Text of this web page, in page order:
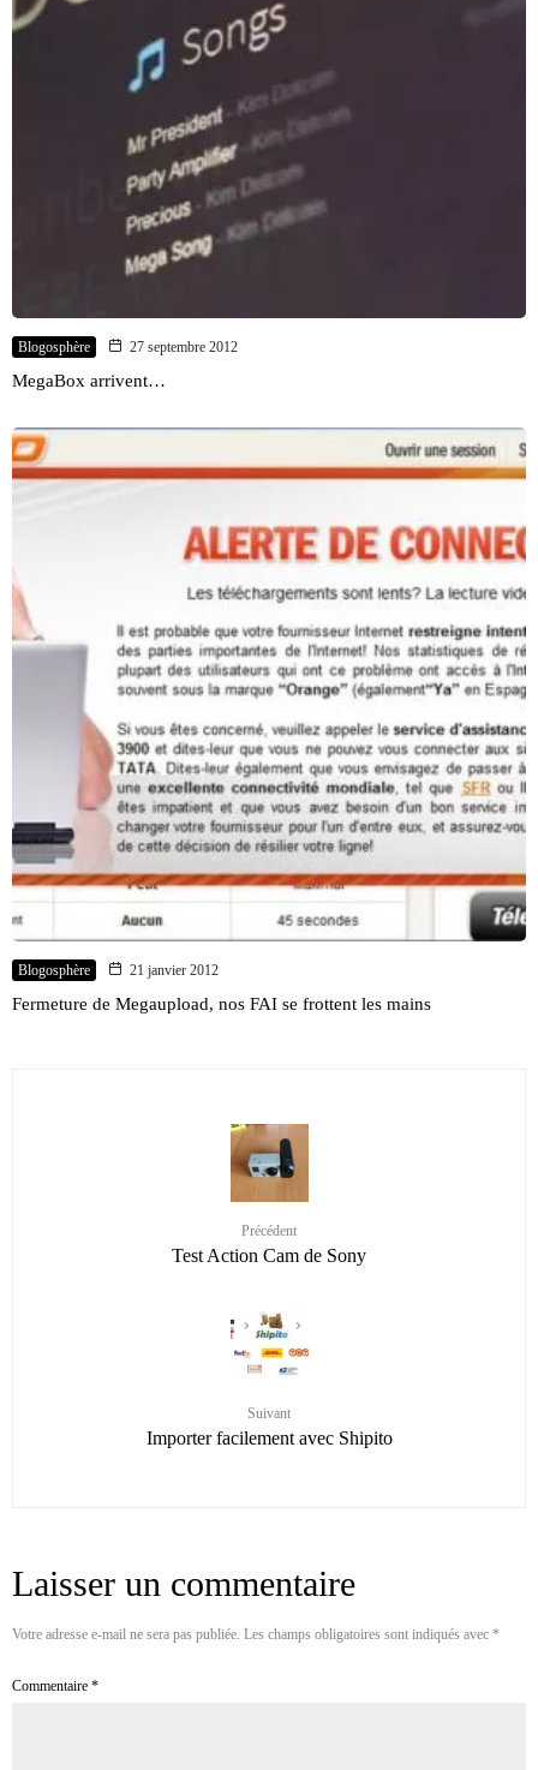
Blogosphère 27 septembre 2012
MegaBox arrivent…
Blogosphère 21 janvier 2012
Fermeture de Megaupload, nos FAI se frottent les mains
Précédent
Test Action Cam de Sony
Suivant
Importer facilement avec Shipito
Laisser un commentaire
Votre adresse e-mail ne sera pas publiée. Les champs obligatoires sont indiqués avec *
Commentaire *